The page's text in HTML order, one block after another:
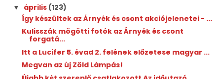
▼ április (123)
Így készültek az Árnyék és csont akciójelenetei - ...
Kulisszák mögötti fotók az Árnyék és csont
forgatá...
Itt a Lucifer 5. évad 2. felének előzetese magyar ...
Megvan az új Zöld Lámpás!